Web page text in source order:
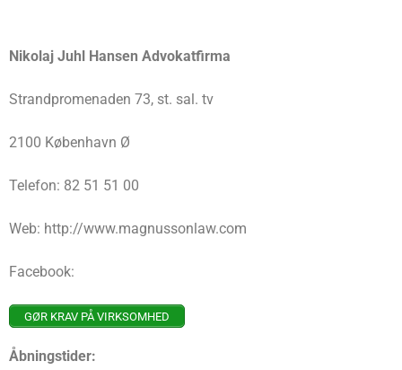
Nikolaj Juhl Hansen Advokatfirma
Strandpromenaden 73, st. sal. tv
2100 København Ø
Telefon: 82 51 51 00
Web: http://www.magnussonlaw.com
Facebook:
GØR KRAV PÅ VIRKSOMHED
Åbningstider: